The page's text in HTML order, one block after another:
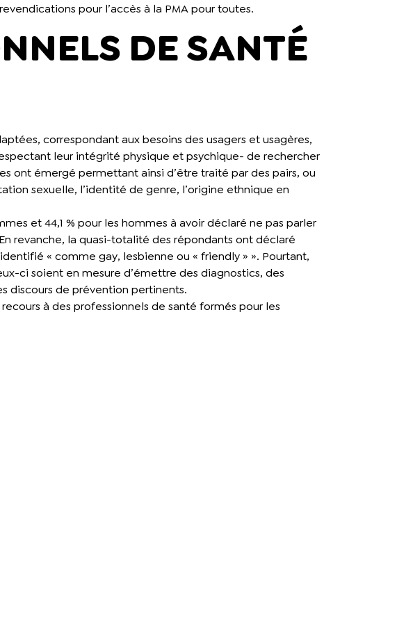
pour l’accès à la PMA pour toutes.
DE SANTÉ
correspondant aux besoins des usagers et usagères,
leur intégrité physique et psychique- de rechercher
ont émergé permettant ainsi d’être traité par des pairs, ou
sexuelle, l’identité de genre, l’origine ethnique en
et 44,1 % pour les hommes à avoir déclaré ne pas parler
revanche, la quasi-totalité des répondants ont déclaré
« comme gay, lesbienne ou « friendly » ». Pourtant,
ci soient en mesure d’émettre des diagnostics, des
discours de prévention pertinents.
à des professionnels de santé formés pour les